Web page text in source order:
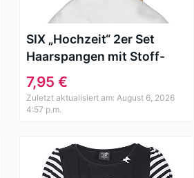
SIX „Hochzeit“ 2er Set
Haarspangen mit Stoff-
Rosen, Blüten in Weiß,
Brautschmuck (329-591)
7,95 €
Zuletzt aktualisiert am: August 6, 2026
4:57 p.m.